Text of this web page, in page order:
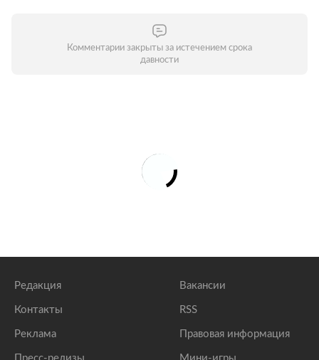
Комментарии закрыты за истечением срока
давности
Редакция
Контакты
Реклама
Вакансии
RSS
Правовая информация